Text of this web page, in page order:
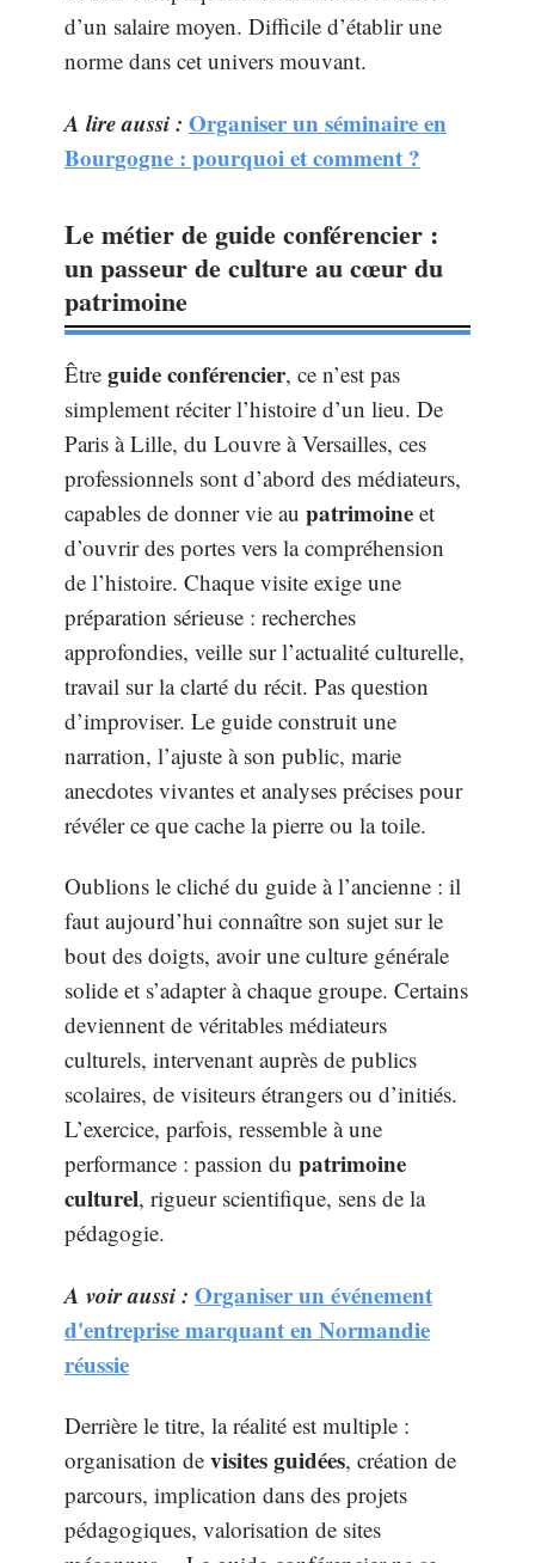
d’un salaire moyen. Difficile d’établir une
norme dans cet univers mouvant.
A lire aussi : Organiser un séminaire en
Bourgogne : pourquoi et comment ?
Le métier de guide conférencier :
un passeur de culture au cœur du
patrimoine
Être guide conférencier, ce n’est pas
simplement réciter l’histoire d’un lieu. De
Paris à Lille, du Louvre à Versailles, ces
professionnels sont d’abord des médiateurs,
capables de donner vie au patrimoine et
d’ouvrir des portes vers la compréhension
de l’histoire. Chaque visite exige une
préparation sérieuse : recherches
approfondies, veille sur l’actualité culturelle,
travail sur la clarté du récit. Pas question
d’improviser. Le guide construit une
narration, l’ajuste à son public, marie
anecdotes vivantes et analyses précises pour
révéler ce que cache la pierre ou la toile.
Oublions le cliché du guide à l’ancienne : il
faut aujourd’hui connaître son sujet sur le
bout des doigts, avoir une culture générale
solide et s’adapter à chaque groupe. Certains
deviennent de véritables médiateurs
culturels, intervenant auprès de publics
scolaires, de visiteurs étrangers ou d’initiés.
L’exercice, parfois, ressemble à une
performance : passion du patrimoine
culturel, rigueur scientifique, sens de la
pédagogie.
A voir aussi : Organiser un événement
d'entreprise marquant en Normandie
réussie
Derrière le titre, la réalité est multiple :
organisation de visites guidées, création de
parcours, implication dans des projets
pédagogiques, valorisation de sites